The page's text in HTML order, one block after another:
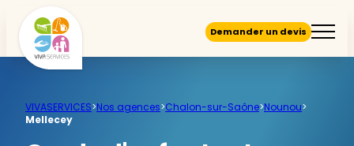
Demander un devis
VIVASERVICES>Nos agences>Chalon-sur-Saône>Nounou>
Mellecey